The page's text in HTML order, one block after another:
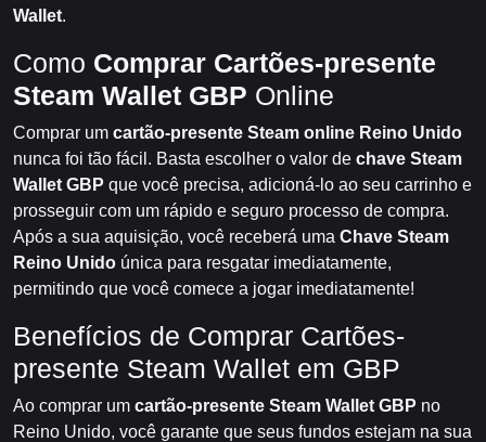
Wallet.
Como Comprar Cartões-presente
Steam Wallet GBP Online
Comprar um cartão-presente Steam online Reino Unido
nunca foi tão fácil. Basta escolher o valor de chave Steam
Wallet GBP que você precisa, adicioná-lo ao seu carrinho e
prosseguir com um rápido e seguro processo de compra.
Após a sua aquisição, você receberá uma Chave Steam
Reino Unido única para resgatar imediatamente,
permitindo que você comece a jogar imediatamente!
Benefícios de Comprar Cartões-
presente Steam Wallet em GBP
Ao comprar um cartão-presente Steam Wallet GBP no
Reino Unido, você garante que seus fundos estejam na sua